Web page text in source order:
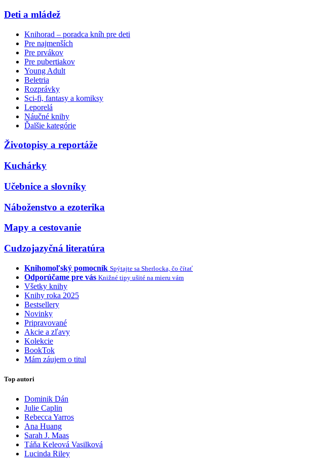
Deti a mládež
Knihorad – poradca kníh pre deti
Pre najmenších
Pre prvákov
Pre pubertiakov
Young Adult
Beletria
Rozprávky
Sci-fi, fantasy a komiksy
Leporelá
Náučné knihy
Ďalšie kategórie
Životopisy a reportáže
Kuchárky
Učebnice a slovníky
Náboženstvo a ezoterika
Mapy a cestovanie
Cudzojazyčná literatúra
Knihomoľský pomocník Spýtajte sa Sherlocka, čo čítať
Odporúčame pre vás Knižné tipy ušité na mieru vám
Všetky knihy
Knihy roka 2025
Bestsellery
Novinky
Pripravované
Akcie a zľavy
Kolekcie
BookTok
Mám záujem o titul
Top autori
Dominik Dán
Julie Caplin
Rebecca Yarros
Ana Huang
Sarah J. Maas
Táňa Keleová Vasilková
Lucinda Riley